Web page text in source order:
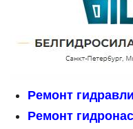
Ремонт
Ремонт